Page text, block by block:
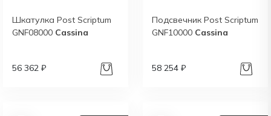
Шкатулка Post Scriptum
GNF08000 Cassina
56 362 ₽
Подсвечник Post Scriptum
GNF10000 Cassina
58 254 ₽